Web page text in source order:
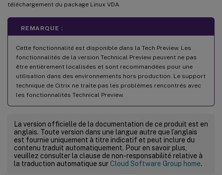
téléchargement du package Linux VDA.
REMARQUE :
Cette fonctionnalité est disponible dans la Tech Preview. Les
fonctionnalités de la version Technical Preview peuvent ne pas
être entièrement localisées et sont recommandées pour une
utilisation dans des environnements hors production. Le support
technique de Citrix ne traite pas les problèmes rencontrés avec
les fonctionnalités Technical Preview.
La version officielle de la documentation de ce produit est en
anglais. Toute version dans une langue autre que l’anglais
est fournie uniquement à titre indicatif et peut inclure du
contenu traduit automatiquement. Pour en savoir plus,
veuillez consulter la clause de non-responsabilité relative à
la traduction automatique surCloud Software Group home.